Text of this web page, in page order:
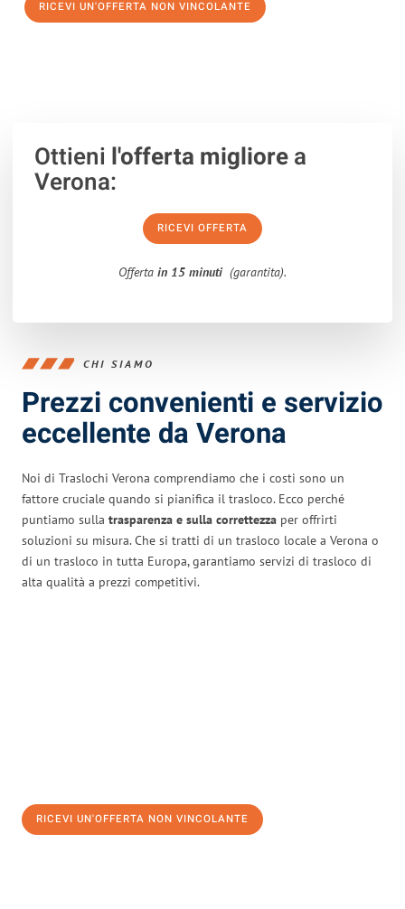
RICEVI UN'OFFERTA NON VINCOLANTE
Ottieni l'offerta migliorea
Verona:
RICEVI OFFERTA
Offerta in 15 minuti (garantita).
CHI SIAMO
Prezzi convenienti e servizio
eccellente da Verona
Noi di Traslochi Verona comprendiamo che i costi sono un
fattore cruciale quando si pianifica il trasloco. Ecco perché
puntiamo sulla trasparenza e sulla correttezza per offrirti
soluzioni su misura. Che si tratti di un trasloco locale a Verona o
di un trasloco in tutta Europa, garantiamo servizi di trasloco di
alta qualità a prezzi competitivi.
RICEVI UN'OFFERTA NON VINCOLANTE